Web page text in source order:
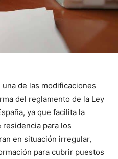
una de las modificaciones
del reglamento de la Ley
ya que facilita la
para los
en situación irregular,
para cubrir puestos